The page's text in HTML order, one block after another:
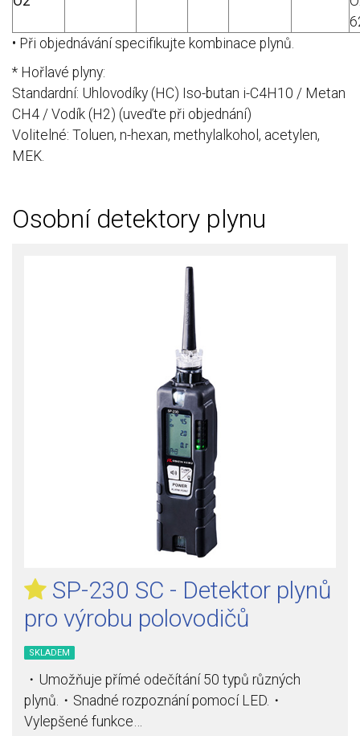
• Při objednávání specifikujte kombinace plynů.
* Hořlavé plyny:
Standardní: Uhlovodíky (HC) Iso-butan i-C4H10 / Metan
CH4 / Vodík (H2) (uveďte při objednání)
Volitelné: Toluen, n-hexan, methylalkohol, acetylen,
MEK.
Osobní detektory plynu
SP-230 SC - Detektor plynů
pro výrobu polovodičů
SKLADEM
・Umožňuje přímé odečítání 50 typů různých
plynů.・Snadné rozpoznání pomocí LED.・
Vylepšené funkce…